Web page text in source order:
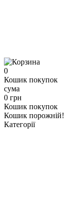
0
Кошик покупок
сума
0 грн
Кошик покупок
Кошик порожній!
Категорії